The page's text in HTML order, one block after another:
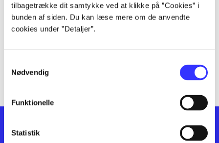
tilbagetrække dit samtykke ved at klikke på ”Cookies” i
bunden af siden. Du kan læse mere om de anvendte
cookies under ”Detaljer”.
Nødvendig
Funktionelle
Statistik
lorem ipsum dolor sit amet ...
lorem ipsum dolor sit amet ...
lorem ipsum dolor sit amet ...
lorem ipsum dolor sit amet ...